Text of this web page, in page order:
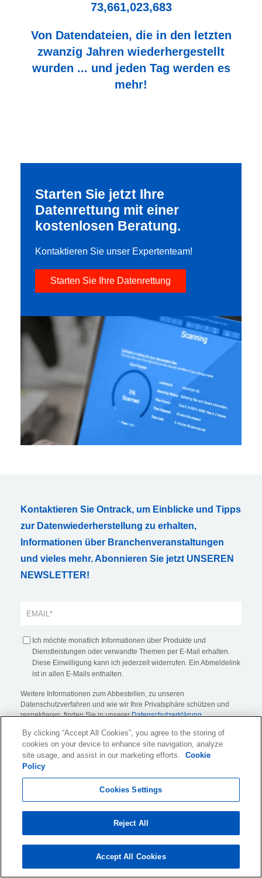
73,661,023,683
Von Datendateien, die in den letzten
zwanzig Jahren wiederhergestellt
wurden ... und jeden Tag werden es
mehr!
Starten Sie jetzt Ihre
Datenrettung mit einer
kostenlosen Beratung.
Kontaktieren Sie unser Expertenteam!
Starten Sie Ihre Datenrettung
Kontaktieren Sie Ontrack, um Einblicke und Tipps
zur Datenwiederherstellung zu erhalten,
Informationen über Branchenveranstaltungen
und vieles mehr. Abonnieren Sie jetzt UNSEREN
NEWSLETTER!
Ich möchte monatlich Informationen über Produkte und
Dienstleistungen oder verwandte Themen per E-Mail erhalten.
Diese Einwilligung kann ich jederzeit widerrufen. Ein Abmeldelink
ist in allen E-Mails enthalten.
Weitere Informationen zum Abbestellen, zu unseren
Datenschutzverfahren und wie wir Ihre Privatsphäre schützen und
respektieren, finden Sie in unsererDatenschutzerklärung.
KLDiscovery Ontrack GmbH, Hanns-Klemm-Straße 5
71034 Böblingen, Deutschland (Alle standorte anzeigen)
Datenschutzrichtlinie
By clicking “Accept All Cookies”, you agree to the storing of
cookies on your device to enhance site navigation, analyze
site usage, and assist in our marketing efforts.
Cookie
Policy
Cookies Settings
Reject All
Accept All Cookies